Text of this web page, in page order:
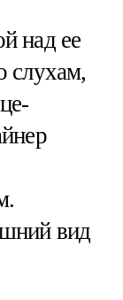
над ее
слухам,
вид